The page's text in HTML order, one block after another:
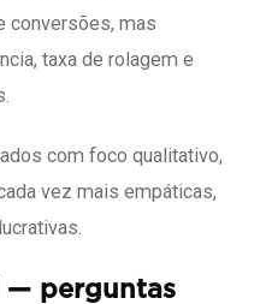
conversões, mas
taxa de rolagem e
com foco qualitativo,
vez mais empáticas,
— perguntas